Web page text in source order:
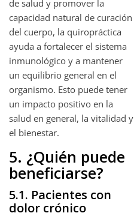
de salud y promover la
capacidad natural de curación
del cuerpo, la quiropráctica
ayuda a fortalecer el sistema
inmunológico y a mantener
un equilibrio general en el
organismo. Esto puede tener
un impacto positivo en la
salud en general, la vitalidad y
el bienestar.
5. ¿Quién puede
beneficiarse?
5.1. Pacientes con
dolor crónico